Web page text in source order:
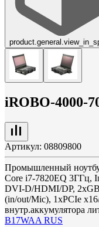
iROBO-4000-
Артикул: 08809800
Промышленный
Core i7-7820EQ 3ГГц,
DVI-D/HDMI/DP,
(in/out/Mic), 1xPCIe
внутр.аккумулятора
B17WAA RUS